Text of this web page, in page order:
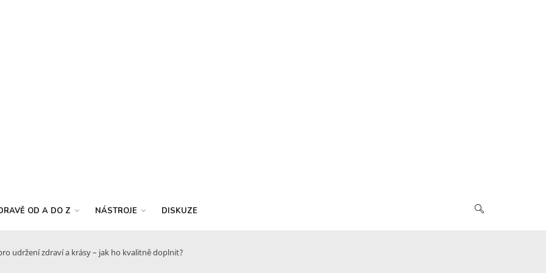
OD A DO Z NÁSTROJE DISKUZE
udržení zdraví a krásy – jak ho kvalitně doplnit?